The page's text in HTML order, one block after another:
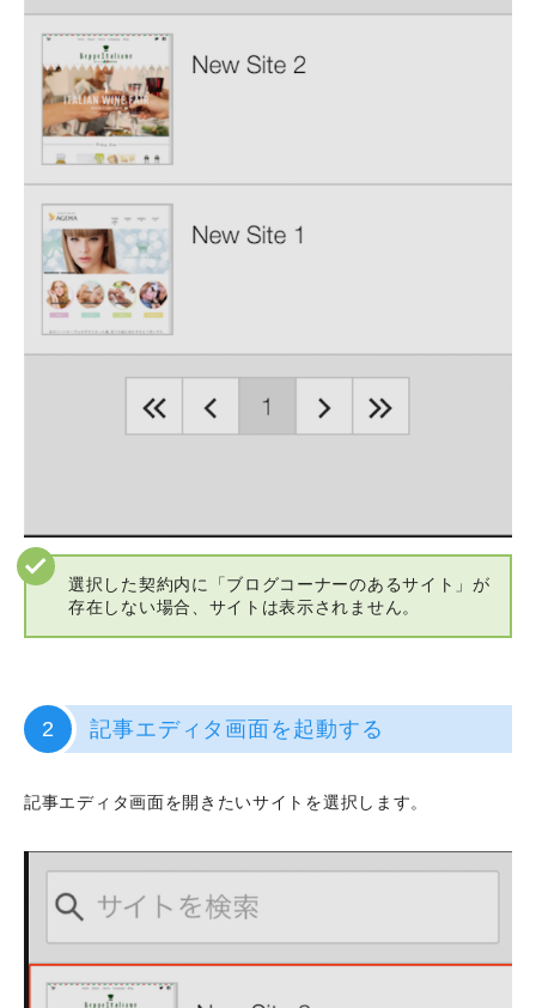
選択した契約内に「ブログコーナーのあるサイト」が
存在しない場合、サイトは表示されません。
2 記事エディタ画面を起動する
記事エディタ画面を開きたいサイトを選択します。